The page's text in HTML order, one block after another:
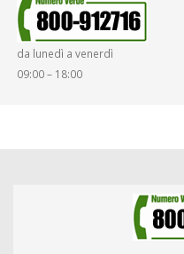
da lunedì a venerdì
09:00 – 18:00